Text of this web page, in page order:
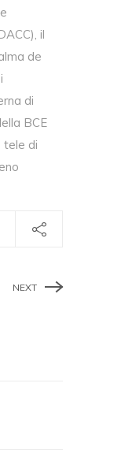
il
de
di
BCE
tele di
NEXT